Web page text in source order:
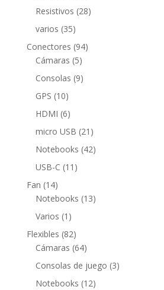
producto
Resistivos 2828
varios 3535
productos
Conectores 9494
Cámaras 55
productos
Consolas 99
GPS 1010
productos
HDMI 66
productos
micro USB 21 21
productos
Notebooks 4242
USB-C 11 11
Fan 1414
productos
Notebooks 1313
Varios 1 1
producto
Flexibles 8282
productos
Cámaras 6464
productos
Consolas de juego 33
Notebooks 1212